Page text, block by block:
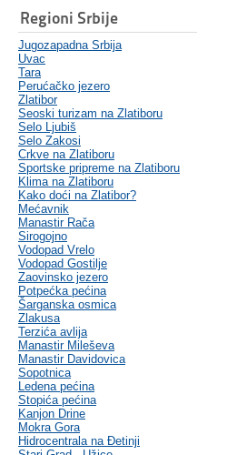
Regioni Srbije
Jugozapadna Srbija
Uvac
Tara
Perućačko jezero
Zlatibor
Seoski turizam na Zlatiboru
Selo Ljubiš
Selo Zakosi
Crkve na Zlatiboru
Sportske pripreme na Zlatiboru
Klima na Zlatiboru
Kako doći na Zlatibor?
Mećavnik
Manastir Rača
Sirogojno
Vodopad Vrelo
Vodopad Gostilje
Zaovinsko jezero
Potpećka pećina
Šarganska osmica
Zlakusa
Terzića avlija
Manastir Mileševa
Manastir Davidovica
Sopotnica
Ledena pećina
Stopića pećina
Kanjon Drine
Mokra Gora
Hidrocentrala na Đetinji